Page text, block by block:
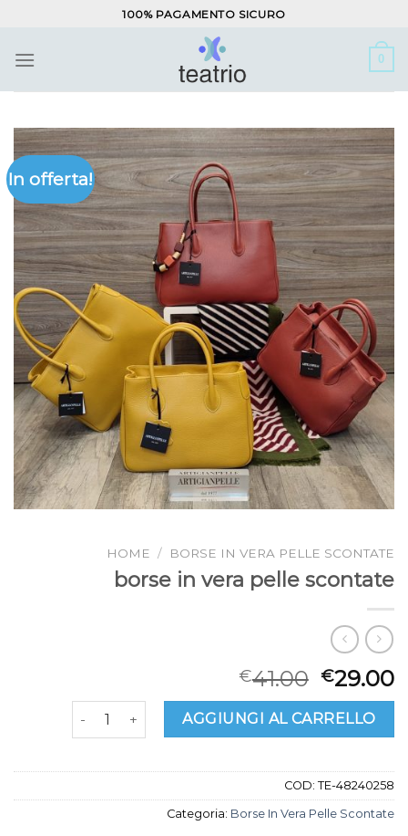
contenuti
100% PAGAMENTO SICURO
0
In offerta!
HOME / BORSE IN VERA PELLE SCONTATE
borse in vera pelle scontate
€41.00 €29.00
borse in vera pelle scontate quantità
AGGIUNGI AL CARRELLO
COD: TE-48240258
Categoria: Borse In Vera Pelle Scontate